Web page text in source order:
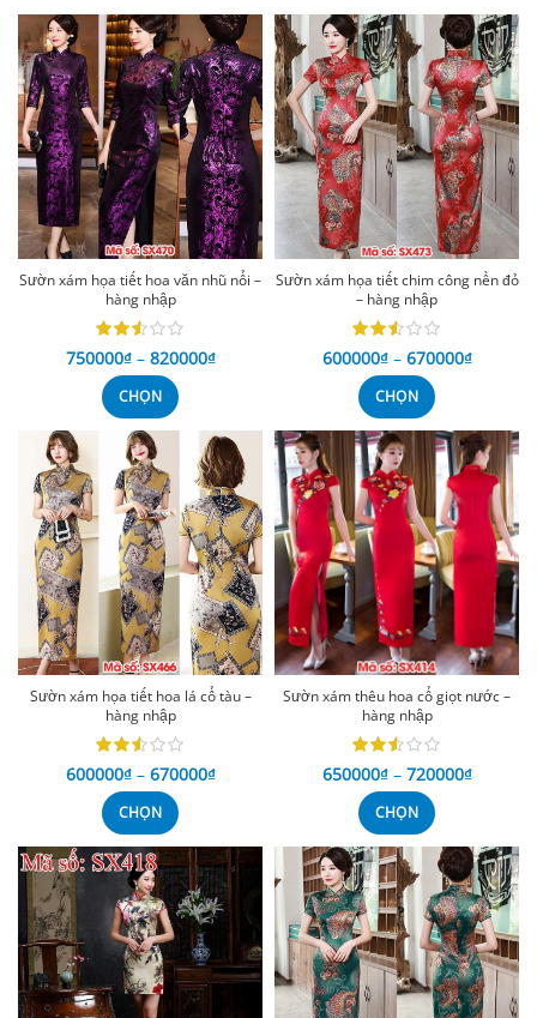
Sườn xám họa tiết hoa văn nhũ nổi –
hàng nhập
750000₫ – 820000₫
CHỌN
Sườn xám họa tiết chim công nền đỏ
– hàng nhập
600000₫ – 670000₫
CHỌN
Sườn xám họa tiết hoa lá cổ tàu –
hàng nhập
600000₫ – 670000₫
CHỌN
Sườn xám thêu hoa cổ giọt nước –
hàng nhập
650000₫ – 720000₫
CHỌN